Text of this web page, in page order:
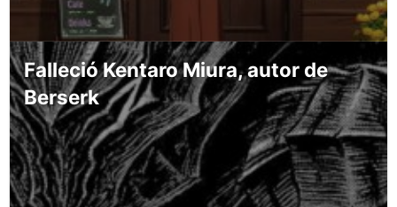
Falleció Kentaro Miura, autor de
Berserk